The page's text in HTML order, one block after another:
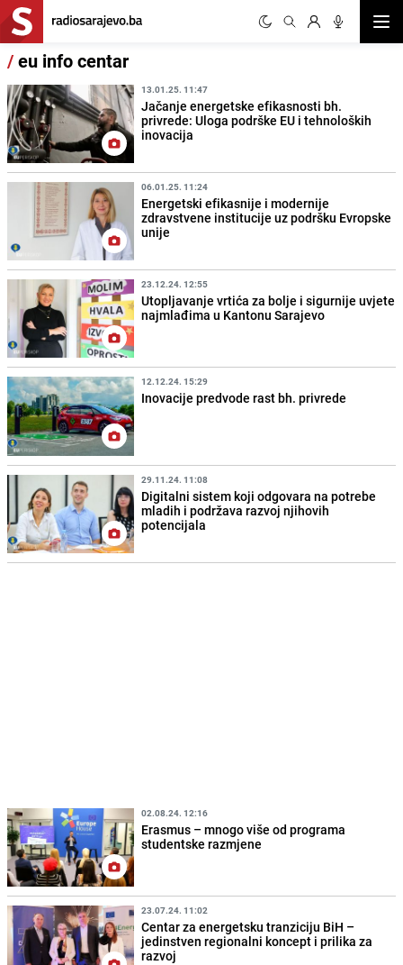
/eu info centar
13.01.25. 11:47
Jačanje energetske efikasnosti bh.
privrede: Uloga podrške EU i tehnoloških
inovacija
06.01.25. 11:24
Energetski efikasnije i modernije
zdravstvene institucije uz podršku Evropske
unije
23.12.24. 12:55
Utopljavanje vrtića za bolje i sigurnije uvjete
najmlađima u Kantonu Sarajevo
12.12.24. 15:29
Inovacije predvode rast bh. privrede
29.11.24. 11:08
Digitalni sistem koji odgovara na potrebe
mladih i podržava razvoj njihovih
potencijala
02.08.24. 12:16
Erasmus – mnogo više od programa
studentske razmjene
23.07.24. 11:02
Centar za energetsku tranziciju BiH –
jedinstven regionalni koncept i prilika za
razvoj